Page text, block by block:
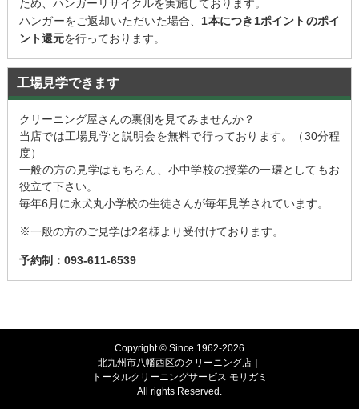
ため、ハンガーリサイクルを実施しております。
ハンガーをご返却いただいた場合、 1本につき1ポイントのポイ
ント還元を行っております。
工場見学できます
クリーニング屋さんの裏側を見てみませんか？
当店では工場見学と説明会を無料で行っております。（30分程
度）
一般の方の見学はもちろん、小中学校の授業の一環としてもお
役立て下さい。
毎年6月に永犬丸小学校の生徒さんが毎年見学されています。
※一般の方のご見学は2名様より受付けております。
予約制：093-611-6539
Copyright © Since.1962-2026
北九州市八幡西区のクリーニング店｜
トータルクリーニングサービス モリガミ
All rights Reserved.